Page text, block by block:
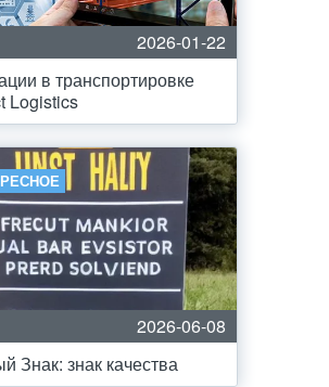
2026-01-22
в транспортировке
Logistics
2026-06-08
Знак: знак качества